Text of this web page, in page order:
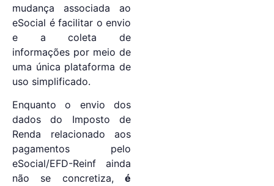
mudança associada ao
eSocial é facilitar o envio
e a coleta de
informações por meio de
uma única plataforma de
uso simplificado.
Enquanto o envio dos
dados do Imposto de
Renda relacionado aos
pagamentos pelo
eSocial/EFD-Reinf ainda
não se concretiza, é